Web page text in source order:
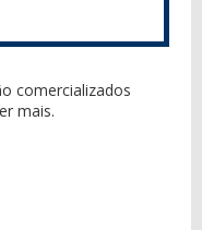
comercializados
mais.